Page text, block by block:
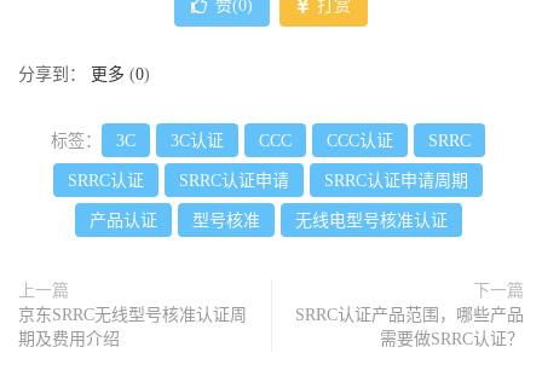
赞(0) 打赏
分享到： 更多 (0)
标签： 3C 3C认证 CCC CCC认证 SRRC
SRRC认证 SRRC认证申请 SRRC认证申请周期
产品认证 型号核准 无线电型号核准认证
上一篇
京东SRRC无线型号核准认证周
期及费用介绍
下一篇
SRRC认证产品范围，哪些产品
需要做SRRC认证？